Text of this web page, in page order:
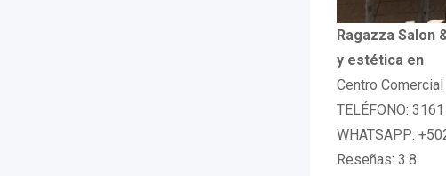
Ragazza Salon
y estética en
Centro
TELÉFONO:
WHATSAPP:
Reseñas: 3.8